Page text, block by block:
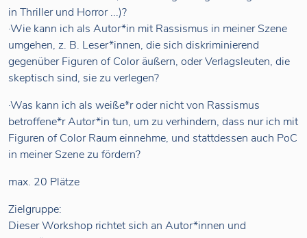
in Thriller und Horror ...)?
·Wie kann ich als Autor*in mit Rassismus in meiner Szene
umgehen, z. B. Leser*innen, die sich diskriminierend
gegenüber Figuren of Color äußern, oder Verlagsleuten, die
skeptisch sind, sie zu verlegen?
·Was kann ich als weiße*r oder nicht von Rassismus
betroffene*r Autor*in tun, um zu verhindern, dass nur ich mit
Figuren of Color Raum einnehme, und stattdessen auch PoC
in meiner Szene zu fördern?
max. 20 Plätze
Zielgruppe:
Dieser Workshop richtet sich an Autor*innen und